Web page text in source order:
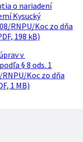
o nariadení
Kysucký
RNPU/Koc zo dňa
198 kB)
v
§ 8 ods. 1
Koc zo dňa
1 MB)